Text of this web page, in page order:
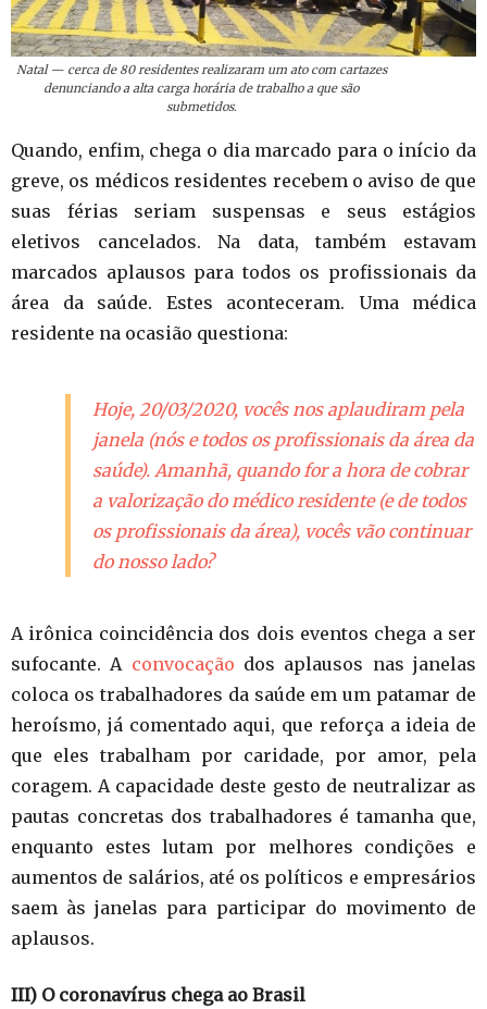
Natal — cerca de 80 residentes realizaram um ato com cartazes
denunciando a alta carga horária de trabalho a que são
submetidos.
Quando, enfim, chega o dia marcado para o início da
greve, os médicos residentes recebem o aviso de que
suas férias seriam suspensas e seus estágios
eletivos cancelados. Na data, também estavam
marcados aplausos para todos os profissionais da
área da saúde. Estes aconteceram. Uma médica
residente na ocasião questiona:
Hoje, 20/03/2020, vocês nos aplaudiram pela
janela (nós e todos os profissionais da área da
saúde). Amanhã, quando for a hora de cobrar
a valorização do médico residente (e de todos
os profissionais da área), vocês vão continuar
do nosso lado?
A irônica coincidência dos dois eventos chega a ser
sufocante. A convocação dos aplausos nas janelas
coloca os trabalhadores da saúde em um patamar de
heroísmo, já comentado aqui, que reforça a ideia de
que eles trabalham por caridade, por amor, pela
coragem. A capacidade deste gesto de neutralizar as
pautas concretas dos trabalhadores é tamanha que,
enquanto estes lutam por melhores condições e
aumentos de salários, até os políticos e empresários
saem às janelas para participar do movimento de
aplausos.
III) O coronavírus chega ao Brasil